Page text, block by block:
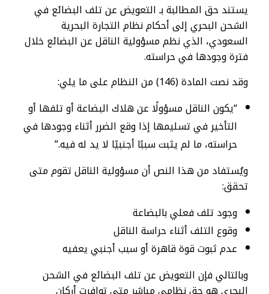
يستند حق المطالبة بـ التعويض عن تلف البضائع في
الشحن البحري إلى أحكام نظام التجارة البحرية
السعودي، الذي نظم مسؤولية الناقل عن البضائع خلال
فترة وجودها في حراسته.
وقد نصت المادة (146) من النظام على ما يلي:
“يكون الناقل مسؤولًا عن هلاك البضاعة أو تلفها أو
التأخير في تسليمها إذا وقع الضرر أثناء وجودها في
حراسته، ما لم يثبت سببًا أجنبيًا لا يد له فيه.”
ويُستفاد من هذا النص أن مسؤولية الناقل تقوم متى
تحقق:
وجود تلف فعلي بالبضاعة
وقوع التلف أثناء حراسة الناقل
عدم ثبوت قوة قاهرة أو سبب أجنبي يعفيه
وبالتالي فإن التعويض عن تلف البضائع في الشحن